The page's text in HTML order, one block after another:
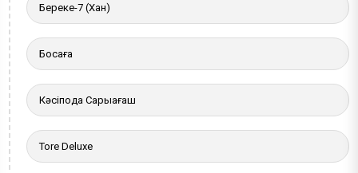
Береке-7 (Хан)
Босаға
Кәсіподақ Сарыағаш
Tore Deluxe